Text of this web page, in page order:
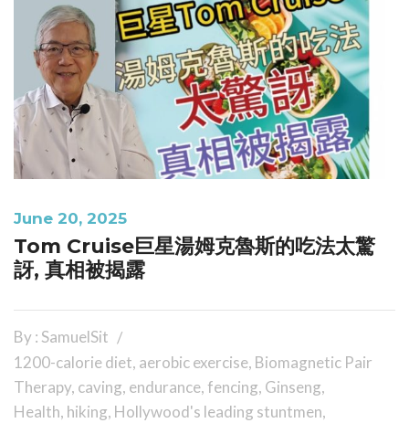
June 20, 2025
Tom Cruise巨星湯姆克魯斯的吃法太驚
訝, 真相被揭露
By : SamuelSit
1200-calorie diet, aerobic exercise, Biomagnetic Pair
Therapy, caving, endurance,fencing, Ginseng,
Health, hiking, Hollywood's leading stuntmen,